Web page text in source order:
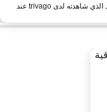
يعني أنك قد لا تجد أحيانًا العرض المحدد بالضبط الذي شاهدته لدى trivago عند